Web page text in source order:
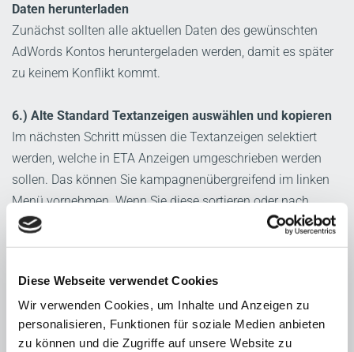
Diese Webseite verwendet Cookies
Wir verwenden Cookies, um Inhalte und Anzeigen zu
personalisieren, Funktionen für soziale Medien anbieten
zu können und die Zugriffe auf unsere Website zu
Daten herunterladen
Zunächst sollten alle aktuellen Daten des gewünschten
AdWords Kontos heruntergeladen werden, damit es später
zu keinem Konflikt kommt.
6.) Alte Standard Textanzeigen auswählen und kopieren
Im nächsten Schritt müssen die Textanzeigen selektiert
werden, welche in ETA Anzeigen umgeschrieben werden
sollen. Das können Sie kampagnenübergreifend im linken
Menü vornehmen. Wenn Sie diese sortieren oder nach
Status filtern, können Sie alle Textanzeigen kopieren,
Kopierte Standard Textanzeigen
über das Spreadsheet in erweiterte